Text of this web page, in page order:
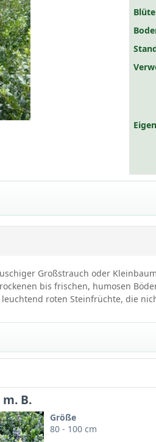
Blüte
Großstrauch oder
bis frischen, humosen
roten Steinfrüchte, die
und dichtbuschige
roten Beeren setzt einen tollen
frosthart, windfest und
B.
Größe
80 - 100 cm